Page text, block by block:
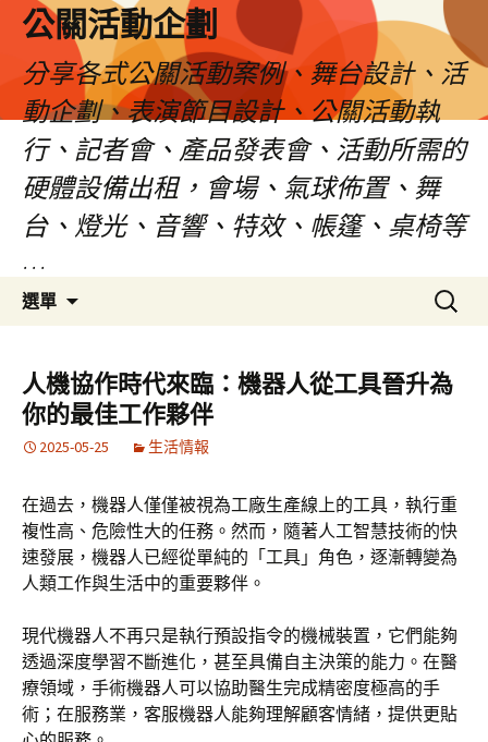
公關活動企劃
分享各式公關活動案例、舞台設計、活
動企劃、表演節目設計、公關活動執
行、記者會、產品發表會、活動所需的
硬體設備出租，會場、氣球佈置、舞
台、燈光、音響、特效、帳篷、桌椅等
…
選單
要
內
容
搜
尋
鍵
字:
人機協作時代來臨：機器人從工具晉升為
你的最佳工作夥伴
2025-05-25 生活情報
在過去，機器人僅僅被視為工廠生產線上的工具，執行重
複性高、危險性大的任務。然而，隨著人工智慧技術的快
速發展，機器人已經從單純的「工具」角色，逐漸轉變為
人類工作與生活中的重要夥伴。
現代機器人不再只是執行預設指令的機械裝置，它們能夠
透過深度學習不斷進化，甚至具備自主決策的能力。在醫
療領域，手術機器人可以協助醫生完成精密度極高的手
術；在服務業，客服機器人能夠理解顧客情緒，提供更貼